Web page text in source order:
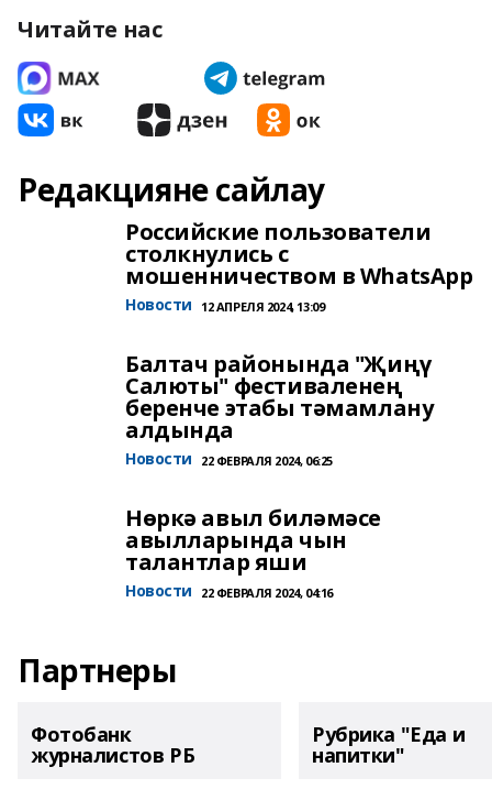
Читайте нас
Редакцияне сайлау
Российские пользователи
столкнулись с
мошенничеством в WhatsApp
Новости 12 АПРЕЛЯ 2024, 13:09
Балтач районында "Җиңү
Салюты" фестиваленең
беренче этабы тәмамлану
алдында
Новости 22 ФЕВРАЛЯ 2024, 06:25
Нөркә авыл биләмәсе
авылларында чын
талантлар яши
Новости 22 ФЕВРАЛЯ 2024, 04:16
Партнеры
Фотобанк
журналистов РБ
Рубрика "Еда и
напитки"